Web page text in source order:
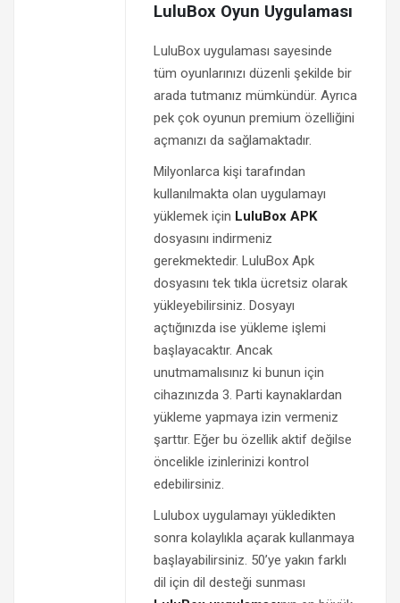
LuluBox Oyun Uygulaması
LuluBox uygulaması sayesinde
tüm oyunlarınızı düzenli şekilde bir
arada tutmanız mümkündür. Ayrıca
pek çok oyunun premium özelliğini
açmanızı da sağlamaktadır.
Milyonlarca kişi tarafından
kullanılmakta olan uygulamayı
yüklemek için LuluBox APK
dosyasını indirmeniz
gerekmektedir. LuluBox Apk
dosyasını tek tıkla ücretsiz olarak
yükleyebilirsiniz. Dosyayı
açtığınızda ise yükleme işlemi
başlayacaktır. Ancak
unutmamalısınız ki bunun için
cihazınızda 3. Parti kaynaklardan
yükleme yapmaya izin vermeniz
şarttır. Eğer bu özellik aktif değilse
öncelikle izinlerinizi kontrol
edebilirsiniz.
Lulubox uygulamayı yükledikten
sonra kolaylıkla açarak kullanmaya
başlayabilirsiniz. 50’ye yakın farklı
dil için dil desteği sunması